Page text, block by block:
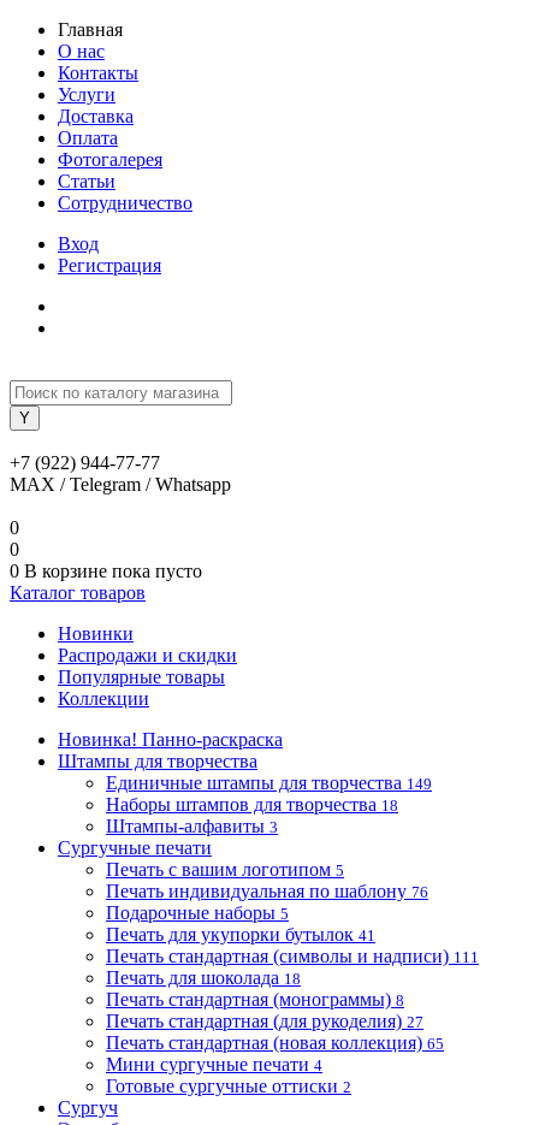
Главная
О нас
Контакты
Услуги
Доставка
Оплата
Фотогалерея
Статьи
Сотрудничество
Вход
Регистрация
+7 (922) 944-77-77
MAX / Telegram / Whatsapp
0
0
0 В корзине пока пусто
Каталог товаров
Новинки
Распродажи и скидки
Популярные товары
Коллекции
Новинка! Панно-раскраска
Штампы для творчества
Единичные штампы для творчества 149
Наборы штампов для творчества 18
Штампы-алфавиты 3
Сургучные печати
Печать с вашим логотипом 5
Печать индивидуальная по шаблону 76
Подарочные наборы 5
Печать для укупорки бутылок 41
Печать стандартная (символы и надписи) 111
Печать для шоколада 18
Печать стандартная (монограммы) 8
Печать стандартная (для рукоделия) 27
Печать стандартная (новая коллекция) 65
Мини сургучные печати 4
Готовые сургучные оттиски 2
Сургуч